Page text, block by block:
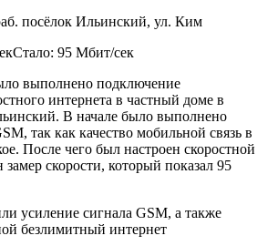
посёлок Ильинский, ул. Ким
Стало: 95 Мбит/сек
выполнено подключение
интернета в частный доме в
В начале было выполнено
так как качество мобильной связь в
После чего был настроен скоростной
скорости, который показал 95
усиление сигнала GSM, а также
безлимитный интернет